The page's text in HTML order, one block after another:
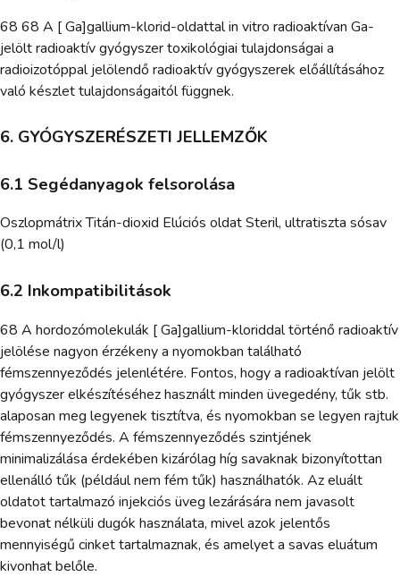
68 68 A [ Ga]gallium-klorid-oldattal in vitro radioaktívan Ga-
jelölt radioaktív gyógyszer toxikológiai tulajdonságai a
radioizotóppal jelölendő radioaktív gyógyszerek előállításához
való készlet tulajdonságaitól függnek.
6. GYÓGYSZERÉSZETI JELLEMZŐK
6.1 Segédanyagok felsorolása
Oszlopmátrix Titán-dioxid Elúciós oldat Steril, ultratiszta sósav
(0,1 mol/l)
6.2 Inkompatibilitások
68 A hordozómolekulák [ Ga]gallium-kloriddal történő radioaktív
jelölése nagyon érzékeny a nyomokban található
fémszennyeződés jelenlétére. Fontos, hogy a radioaktívan jelölt
gyógyszer elkészítéséhez használt minden üvegedény, tűk stb.
alaposan meg legyenek tisztítva, és nyomokban se legyen rajtuk
fémszennyeződés. A fémszennyeződés szintjének
minimalizálása érdekében kizárólag híg savaknak bizonyítottan
ellenálló tűk (például nem fém tűk) használhatók. Az eluált
oldatot tartalmazó injekciós üveg lezárására nem javasolt
bevonat nélküli dugók használata, mivel azok jelentős
mennyiségű cinket tartalmaznak, és amelyet a savas eluátum
kivonhat belőle.